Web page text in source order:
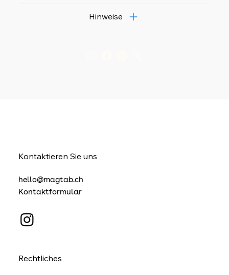
Hinweise
Kontaktieren Sie uns
hello@magtab.ch
Kontaktformular
Rechtliches